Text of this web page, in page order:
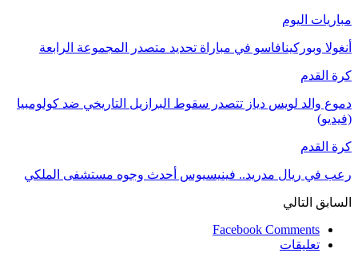
مباريات اليوم
أنغولا وبوركينافاسو في مباراة تحديد متصدر المجموعة الرابعة
كرة القدم
دموع والد لويس دياز تتصدر سقوط البرازيل التاريخي ضد كولومبيا
(فيديو)
كرة القدم
رعب في ريال مدريد.. فينيسيوس أحدث وجوه مستشفى الملكي
السابق التالي
Facebook Comments
تعليقات